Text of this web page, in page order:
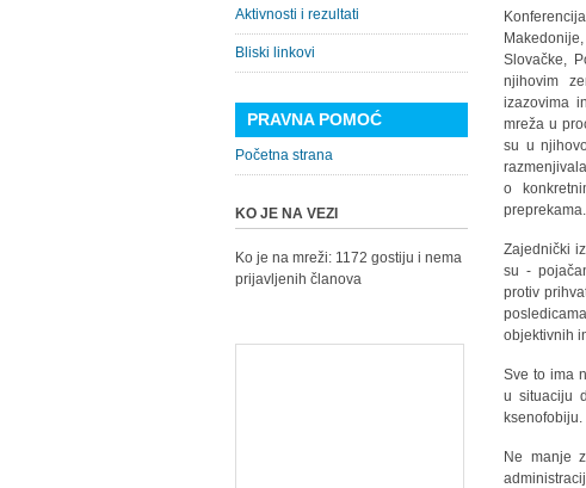
Slovačke,
njihovim
izazovima
mreža u
su u
o
preprekama.
Zajednički
su -
protiv
objektivnih
Sve to ima
u situaciju
ksenofobiju.
Ne manje
Aktivnosti i rezultati
Bliski linkovi
PRAVNA POMOĆ
Početna strana
KO JE NA VEZI
Ko je na mreži: 1172 gostiju i nema
prijavljenih članova